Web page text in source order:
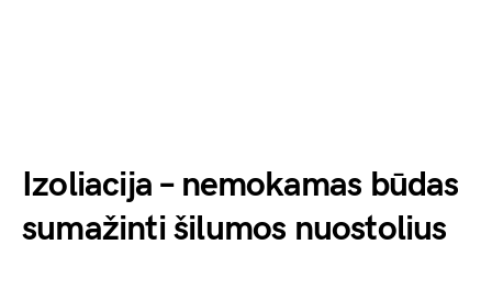
Izoliacija – nemokamas būdas
sumažinti šilumos nuostolius